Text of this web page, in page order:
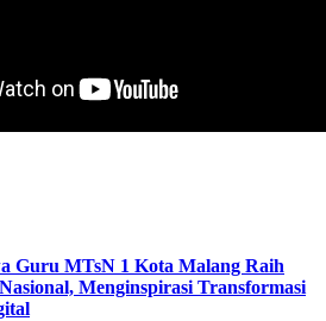
Guru MTsN 1 Kota Malang Raih
Menginspirasi Transformasi